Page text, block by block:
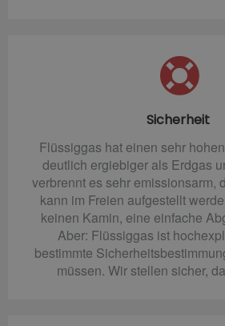
Sicherheit
Flüssiggas hat einen sehr
deutlich ergiebiger als Erdgas
verbrennt es sehr emissionsarm,
kann im Freien aufgestellt
keinen Kamin, eine einfache
Aber: Flüssiggas ist
bestimmte
müssen. Wir stellen sicher,